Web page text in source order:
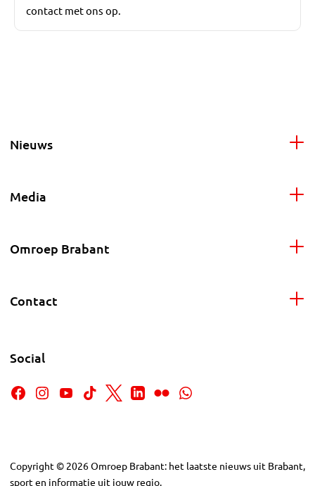
contact met ons op.
Nieuws
Media
Omroep Brabant
Contact
Social
Copyright © 2026Omroep Brabant: het laatste nieuws uit Brabant,
sport en informatie uit jouw regio.